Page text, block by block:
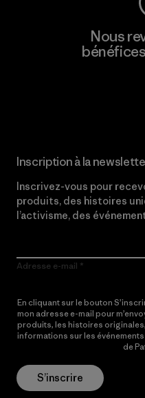
Nous
Inscription à la
Inscrivez-vous pour
produits, des histoires
l’activisme, des
Adresse e-mail
En cliquant sur le bouton
mon adresse e-mail pour
produits, les histoires
informations sur les
de
S’inscrire